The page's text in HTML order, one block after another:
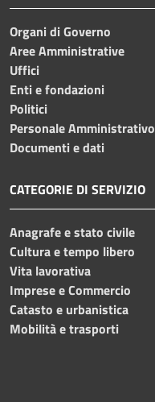
Organi di Governo
Aree Amministrative
Uffici
Enti e fondazioni
Politici
Personale Amministrativo
Documenti e dati
CATEGORIE DI SERVIZIO
Anagrafe e stato civile
Cultura e tempo libero
Vita lavorativa
Imprese e Commercio
Catasto e urbanistica
Mobilità e trasporti